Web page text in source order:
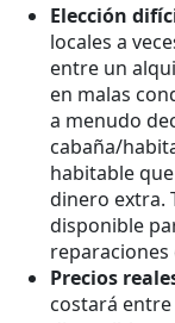
Elección
locales a
entre un
en malas
a menudo
cabaña/
habitable
dinero extra.
disponible
Precios
costará entre